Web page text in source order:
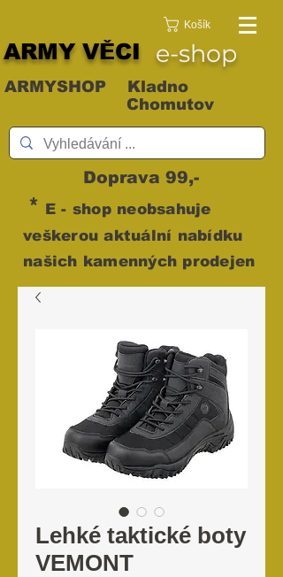
Košík
e-shop
ARMY VĚCI
ARMYSHOP Kladno
Chomutov
Doprava 99,-
* E - shop neobsahuje
veškerou aktuální nabídku
našich kamenných prodejen
Lehké taktické boty
VEMONT